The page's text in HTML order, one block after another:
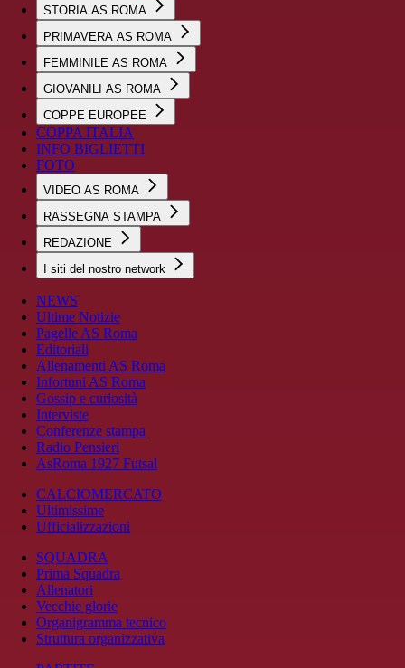
STORIA AS ROMA
PRIMAVERA AS ROMA
FEMMINILE AS ROMA
GIOVANILI AS ROMA
COPPE EUROPEE
COPPA ITALIA
INFO BIGLIETTI
FOTO
VIDEO AS ROMA
RASSEGNA STAMPA
REDAZIONE
I siti del nostro network
NEWS
Ultime Notizie
Pagelle AS Roma
Editoriali
Allenamenti AS Roma
Infortuni AS Roma
Gossip e curiosità
Interviste
Conferenze stampa
Radio Pensieri
AsRoma 1927 Futsal
CALCIOMERCATO
Ultimissime
Ufficializzazioni
SQUADRA
Prima Squadra
Allenatori
Vecchie glorie
Organigramma tecnico
Struttura organizzativa